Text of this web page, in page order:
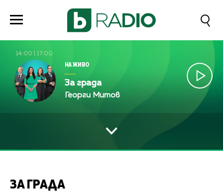
14:00 17:00
НА ЖИВО
За града
Георги Митов
ЗА ГРАДА